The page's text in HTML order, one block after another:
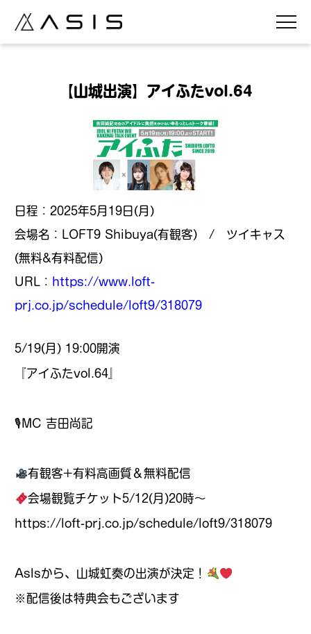
【山城出演】アイふたvol.64
日程：2025年5月19日(月 )
会場名：LOFT9 Shibuya(有観客) / ツイキャス
(無料&有料配信)
URL： https://www.loft-
prj.co.jp/schedule/loft9/318079
5/19(月) 19:00開演
『アイふたvol.64』
🎙MC 吉田尚記
有観客+有料高画質＆無料配信
会場観覧チケット5/12(月)20時〜
https://loft-prj.co.jp/schedule/loft9/318079
AsIsから、山城虹奏の出演が決定！
※配信後は特典会もございます